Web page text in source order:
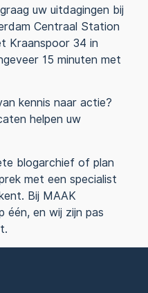
uw uitdagingen bij
Centraal Station
Kraanspoor 34 in
15 minuten met
kennis naar actie?
helpen uw
blogarchief of plan
met een specialist
Bij MAAK
en wij zijn pas